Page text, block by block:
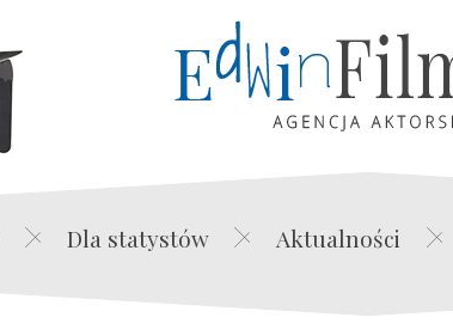
Dla statystów Aktualności